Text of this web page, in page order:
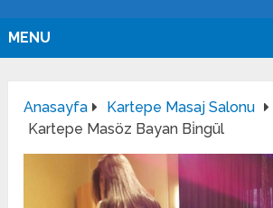
MENU
Anasayfa
Kartepe Masaj Salonu
Kartepe Masöz Bayan Bi̇ngül